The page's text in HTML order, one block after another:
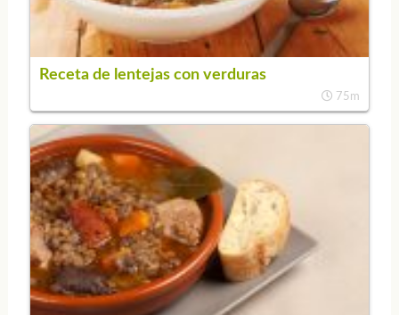
Receta de lentejas con verduras
75m